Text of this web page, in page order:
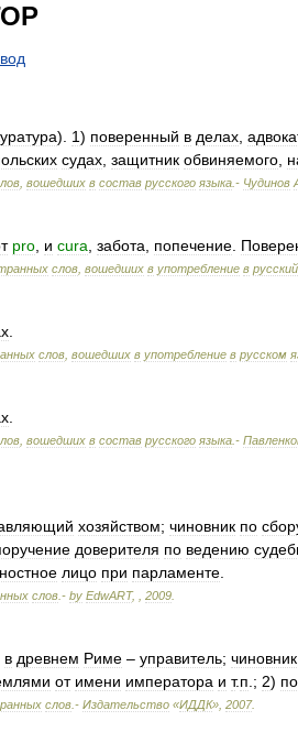
). 1) поверенный в делах
судах защитник обвиняемого
вошедших в состав русского языка .- Чудинов
pro и cura забота попечение
слов вошедших в употребление в русский
слов вошедших в употребление в русском
вошедших в состав русского языка .-
хозяйством; чиновник по
доверителя по ведению
лицо при парламенте
слов .- by EdwART, 2009
в древнем Риме – управитель; чиновник
от имени императора и т.п .; 2)
слов .- Издательство «ИДДК» 2007.